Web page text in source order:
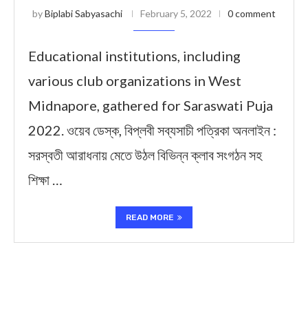
byBiplabi Sabyasachi February 5, 2022 0 comment
Educational institutions, including
various club organizations in West
Midnapore, gathered for Saraswati Puja
2022. ওয়েব ডেস্ক, বিপ্লবী সব্যসাচী পত্রিকা অনলাইন :
সরস্বতী আরাধনায় মেতে উঠল বিভিন্ন ক্লাব সংগঠন সহ
শিক্ষা …
READ MORE